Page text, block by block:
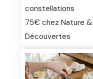
constellations
75€ chez Nature &
Découvertes